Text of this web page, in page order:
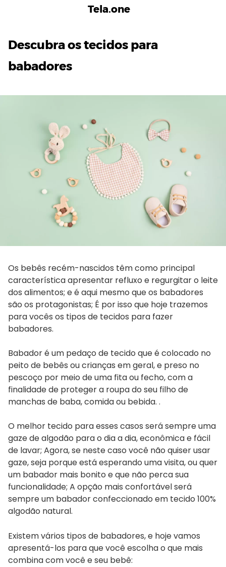
Tela.one
Descubra os tecidos para
babadores
Os bebês recém-nascidos têm como principal
característica apresentar refluxo e regurgitar o leite
dos alimentos; e é aqui mesmo que os babadores
são os protagonistas; É por isso que hoje trazemos
para vocês os tipos de tecidos para fazer
babadores.
Babador é um pedaço de tecido que é colocado no
peito de bebês ou crianças em geral, e preso no
pescoço por meio de uma fita ou fecho, com a
finalidade de proteger a roupa do seu filho de
manchas de baba, comida ou bebida. .
O melhor tecido para esses casos será sempre uma
gaze de algodão para o dia a dia, econômica e fácil
de lavar; Agora, se neste caso você não quiser usar
gaze, seja porque está esperando uma visita, ou quer
um babador mais bonito e que não perca sua
funcionalidade; A opção mais confortável será
sempre um babador confeccionado em tecido 100%
algodão natural.
Existem vários tipos de babadores, e hoje vamos
apresentá-los para que você escolha o que mais
combina com você e seu bebê: